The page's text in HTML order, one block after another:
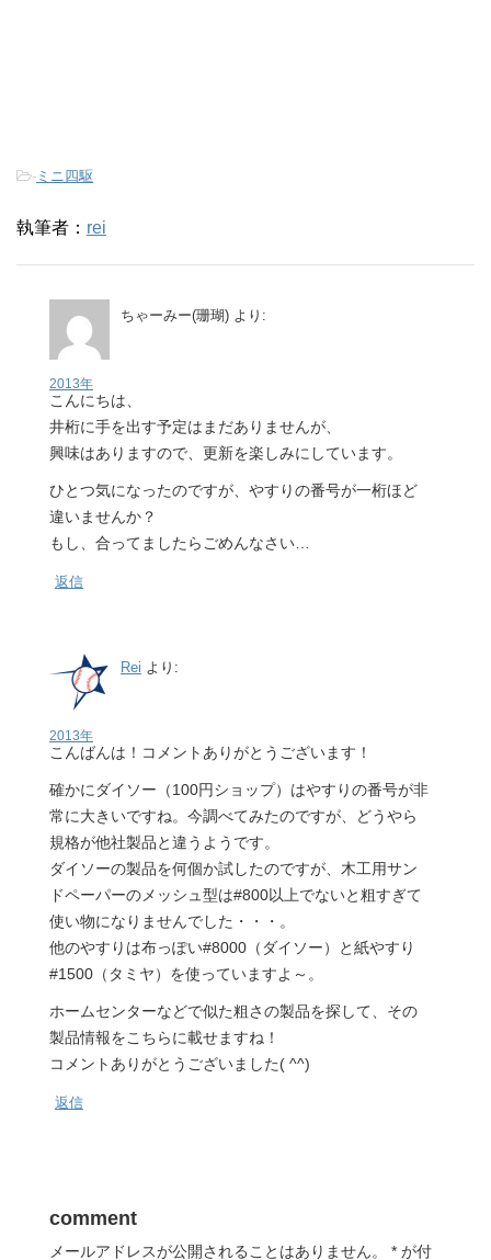
- ミニ四駆
執筆者： rei
ちゃーみー(珊瑚) より:
2013年
こんにちは、
井桁に手を出す予定はまだありませんが、
興味はありますので、更新を楽しみにしています。
ひとつ気になったのですが、やすりの番号が一桁ほど
違いませんか？
もし、合ってましたらごめんなさい…
返信
Rei より:
2013年
こんばんは！コメントありがとうございます！
確かにダイソー（100円ショップ）はやすりの番号が非
常に大きいですね。今調べてみたのですが、どうやら
規格が他社製品と違うようです。
ダイソーの製品を何個か試したのですが、木工用サン
ドペーパーのメッシュ型は#800以上でないと粗すぎて
使い物になりませんでした・・・。
他のやすりは布っぽい#8000（ダイソー）と紙やすり
#1500（タミヤ）を使っていますよ～。
ホームセンターなどで似た粗さの製品を探して、その
製品情報をこちらに載せますね！
コメントありがとうございました( ^^)
返信
comment
メールアドレスが公開されることはありません。 * が付